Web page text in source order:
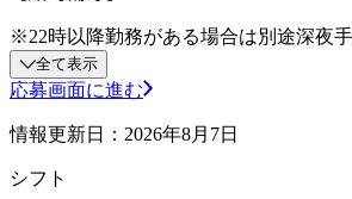
※22時以降勤務がある場合は別途深夜
全て表示
応募画面に進む
情報更新日：2026年8月7日
シフト